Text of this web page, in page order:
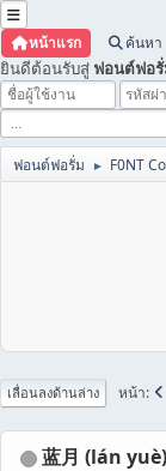
หน้าแรก ค้นหา
ยินดีต้อนรับสู่ ฟอนต์ฟอ
ฟอนต์ฟอรั่ม ► F0NT
เลื่อนลงด้านล่าง หน้า
蓝月 (lán yuè)